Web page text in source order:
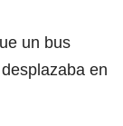
un bus
en